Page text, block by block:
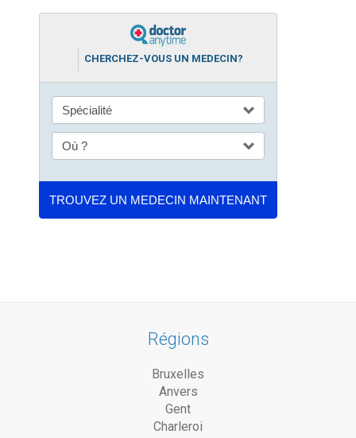
CHERCHEZ-VOUS UN MEDECIN?
Régions
Bruxelles
Anvers
Gent
Charleroi